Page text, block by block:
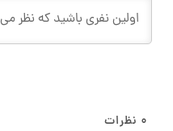
۰ نظرات